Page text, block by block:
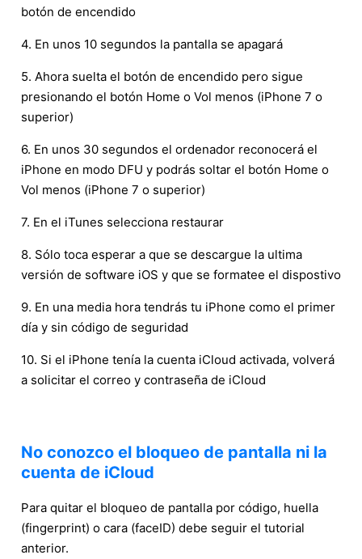
botón de encendido
4. En unos 10 segundos la pantalla se apagará
5. Ahora suelta el botón de encendido pero sigue
presionando el botón Home o Vol menos (iPhone 7 o
superior)
6. En unos 30 segundos el ordenador reconocerá el
iPhone en modo DFU y podrás soltar el botón Home o
Vol menos (iPhone 7 o superior)
7. En el iTunes selecciona restaurar
8. Sólo toca esperar a que se descargue la ultima
versión de software iOS y que se formatee el dispostivo
9. En una media hora tendrás tu iPhone como el primer
día y sin código de seguridad
10. Si el iPhone tenía la cuenta iCloud activada, volverá
a solicitar el correo y contraseña de iCloud
No conozco el bloqueo de pantalla ni la
cuenta de iCloud
Para quitar el bloqueo de pantalla por código, huella
(fingerprint) o cara (faceID) debe seguir el tutorial
anterior.